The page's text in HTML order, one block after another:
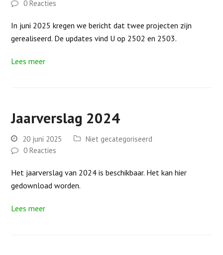
0 Reacties
In juni 2025 kregen we bericht dat twee projecten zijn
gerealiseerd. De updates vind U op 2502 en 2503.
Lees meer
Jaarverslag 2024
20 juni 2025
Niet gecategoriseerd
0 Reacties
Het jaarverslag van 2024 is beschikbaar. Het kan hier
gedownload worden.
Lees meer